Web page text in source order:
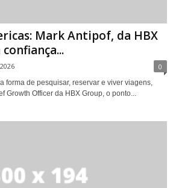
Mark Antipof, da HBX
0
forma de pesquisar, reservar e viver viagens,
Growth Officer da HBX Group, o ponto...